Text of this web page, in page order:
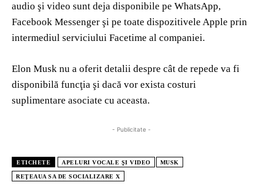
audio şi video sunt deja disponibile pe WhatsApp,
Facebook Messenger şi pe toate dispozitivele Apple prin
intermediul serviciului Facetime al companiei.
Elon Musk nu a oferit detalii despre cât de repede va fi
disponibilă funcţia şi dacă vor exista costuri
suplimentare asociate cu aceasta.
- Publicitate -
ETICHETE APELURI VOCALE ŞI VIDEO MUSK
REŢEAUA SA DE SOCIALIZARE X